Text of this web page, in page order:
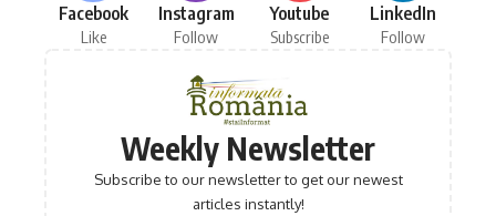
Facebook
Like
Instagram
Follow
Youtube
Subscribe
LinkedIn
Follow
Weekly Newsletter
Subscribe to our newsletter to get our newest
articles instantly!